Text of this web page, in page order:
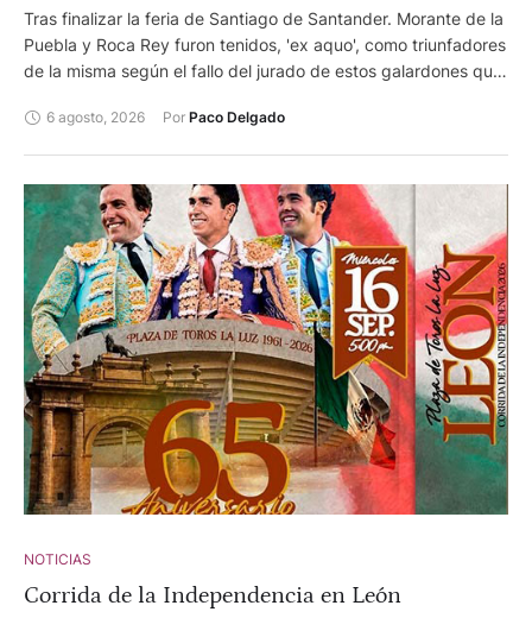
Tras finalizar la feria de Santiago de Santander. Morante de la
Puebla y Roca Rey furon tenidos, 'ex aquo', como triunfadores
de la misma según el fallo del jurado de estos galardones que
6 agosto, 2026 Por Paco Delgado
NOTICIAS
Corrida de la Independencia en León